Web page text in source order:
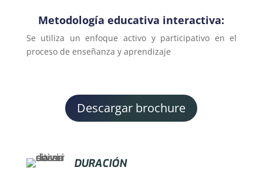
Metodología educativa interactiva:
Se utiliza un enfoque activo y participativo en el
proceso de enseñanza y aprendizaje
Descargar brochure
DURACIÓN